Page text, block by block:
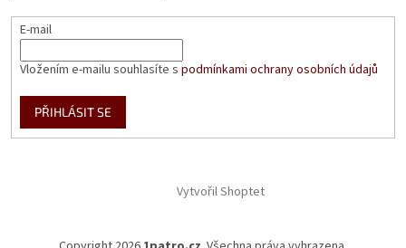
E-mail
Vložením e-mailu souhlasíte s podmínkami ochrany osobních údajů
PŘIHLÁSIT SE
Vytvořil Shoptet